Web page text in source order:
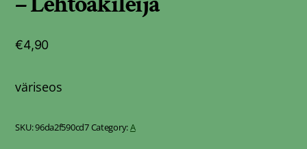
€4,90
väriseos
SKU:96da2f590cd7Category:A